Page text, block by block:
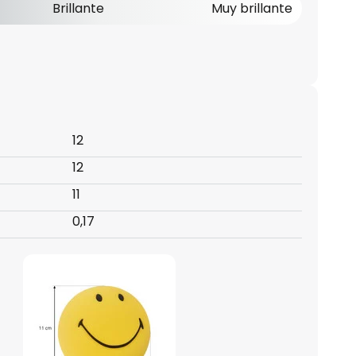
Brillante Muy brillante
12
12
11
0,17